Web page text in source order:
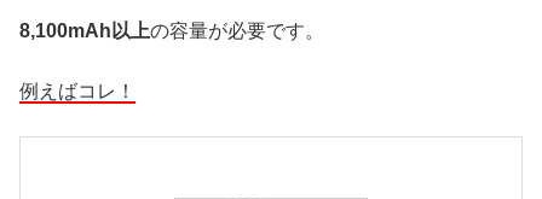
8,100mAh以上の容量が必要です。
例えばコレ！